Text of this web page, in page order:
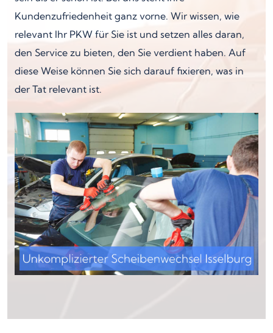
Kundenzufriedenheit ganz vorne. Wir wissen, wie
relevant Ihr PKW für Sie ist und setzen alles daran,
den Service zu bieten, den Sie verdient haben. Auf
diese Weise können Sie sich darauf fixieren, was in
der Tat relevant ist.